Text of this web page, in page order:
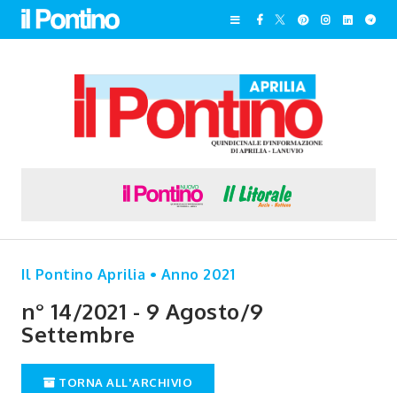
Il Pontino Aprilia • Anno 2021
n° 14/2021 - 9 Agosto/9
Settembre
TORNA ALL'ARCHIVIO